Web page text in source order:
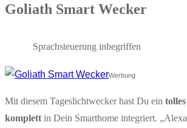
Goliath Smart Wecker
Sprachsteuerung inbegriffen
Werbung
Mit diesem Tageslichtwecker hast Du ein
komplettin Dein Smarthome integriert.